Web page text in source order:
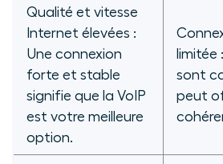
Qualité et vitesse
Internet élevées :
Une connexion
forte et stable
signifie que la VoIP
est votre meilleure
option.
limitée
sont
peut